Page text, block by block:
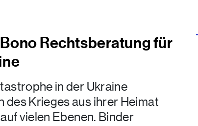
Rechtsberatung für
in der Ukraine
des Krieges aus ihrer Heimat
vielen Ebenen. Binder